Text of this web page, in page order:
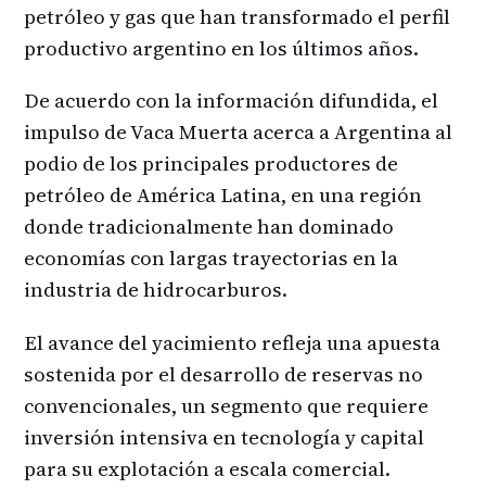
petróleo y gas que han transformado el perfil
productivo argentino en los últimos años.
De acuerdo con la información difundida, el
impulso de Vaca Muerta acerca a Argentina al
podio de los principales productores de
petróleo de América Latina, en una región
donde tradicionalmente han dominado
economías con largas trayectorias en la
industria de hidrocarburos.
El avance del yacimiento refleja una apuesta
sostenida por el desarrollo de reservas no
convencionales, un segmento que requiere
inversión intensiva en tecnología y capital
para su explotación a escala comercial.